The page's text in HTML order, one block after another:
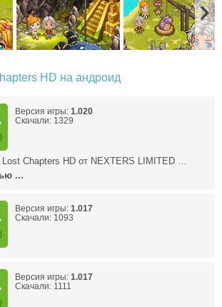
HD на андроид
Версия игры: 1.020
Скачали: 1329
Lost Chapters HD от NEXTERS LIMITED …
...
Версия игры: 1.017
Скачали: 1093
Версия игры: 1.017
Скачали: 1111